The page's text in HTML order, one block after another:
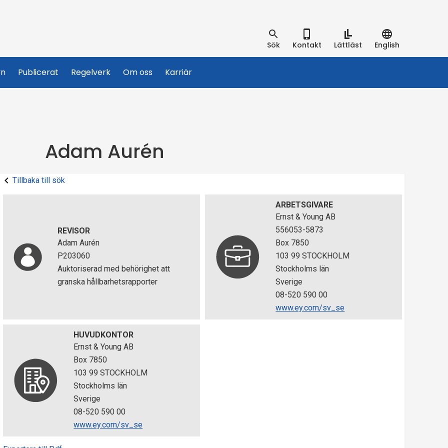
Sök Kontakt Lättläst English
Publicerat Regelverk Om oss Karriär
Adam Aurén
Tillbaka till sök
REVISOR
Adam Aurén
P203060
Auktoriserad med behörighet att
granska hållbarhetsrapporter
ARBETSGIVARE
Ernst & Young AB
556053-5873
Box 7850
103 99 STOCKHOLM
Stockholms län
Sverige
08-520 590 00
www.ey.com/sv_se
HUVUDKONTOR
Ernst & Young AB
Box 7850
103 99 STOCKHOLM
Stockholms län
Sverige
08-520 590 00
www.ey.com/sv_se